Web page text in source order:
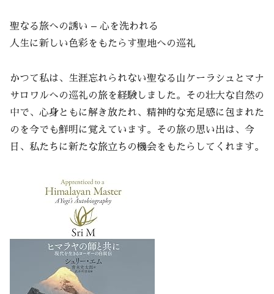
聖なる旅への誘い – 心を洗われる
人生に新しい色彩をもたらす聖地への巡礼
かつて私は、生涯忘れられない聖なる山ケーラシュとマナ
サロワルへの巡礼の旅を経験しました。その壮大な自然の
中で、心身ともに解き放たれ、精神的な充足感に包まれた
のを今でも鮮明に覚えています。その旅の思い出は、今
日、私たちに新たな旅立ちの機会をもたらしてくれます。